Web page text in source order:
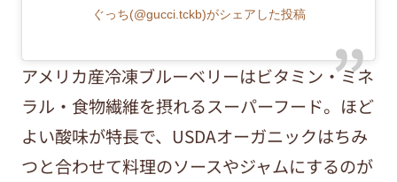
ぐっち(@gucci.tckb)がシェアした投稿
アメリカ産冷凍ブルーベリーはビタミン・ミネ
ラル・食物繊維を摂れるスーパーフード。ほど
よい酸味が特長で、USDAオーガニックはちみ
つと合わせて料理のソースやジャムにするのが